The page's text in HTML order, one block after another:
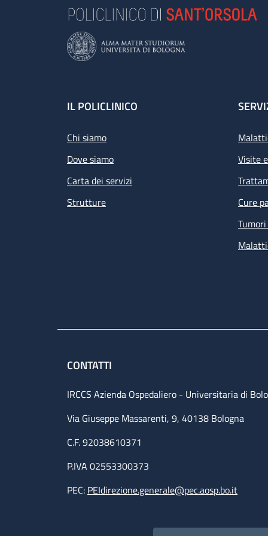
Footer
IL POLICLINICO
Chi siamo
Dove siamo
Carta dei servizi
Strutture
Visite
Cure
CONTATTI
IRCCS Azienda Ospedaliero - Universitaria di
Via Giuseppe Massarenti, 9, 40138 Bologna
C.F. 92038610371
P.IVA 02553300373
PEC: PEIdirezione.generale@pec.aosp.bo.it